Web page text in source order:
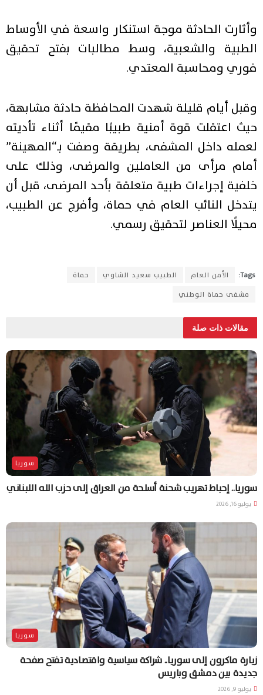
وأثارت الحادثة موجة استنكار واسعة في الأوساط
الطبية والشعبية، وسط مطالبات بفتح تحقيق
فوري ومحاسبة المعتدي.
وقبل أيام قليلة شهدت المحافظة حادثة مشابهة،
حيث اعتقلت قوة أمنية طبيبًا مقيمًا أثناء تأديته
لعمله داخل المشفى، بطريقة وصفت بـ“المهينة”
أمام مرأى من العاملين والمرضى، وذلك على
خلفية إجراءات طبية متعلقة بأحد المرضى، قبل أن
يتدخل النائب العام في حماة، وأفرج عن الطبيب،
محيلًا العناصر لتحقيق رسمي.
Tags: الأمن العام الطبيب سعيد الشاوي
حماة
مشفى حماة الوطني
مقالات ذات صلة
سوريا
سوريا.. إحباط تهريب شحنة أسلحة من العراق إلى حزب الله اللبناني
يوليو 16, 2026
سوريا
زيارة ماكرون إلى سوريا.. شراكة سياسية واقتصادية تفتح صفحة
جديدة بين دمشق وباريس
يوليو 9, 2026